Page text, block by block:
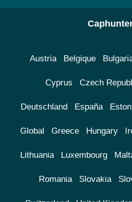
Austria Belgique
Cyprus Czech
Deutschland España
Global Greece Hungary
Lithuania Luxembourg
Romania Slovakia